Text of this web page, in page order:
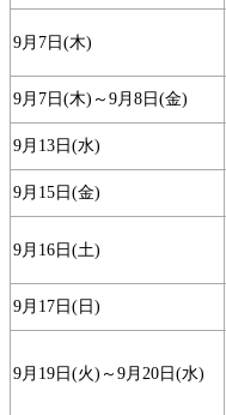
9月7日(木)
9月7日(木)～9月8日(金)
9月13日(水)
9月15日(金)
9月16日(土)
9月17日(日)
9月19日(火)～9月20日(水)